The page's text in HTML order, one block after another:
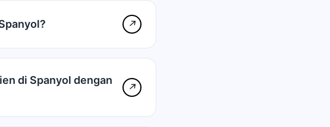
↗
di Spanyol dengan
↗